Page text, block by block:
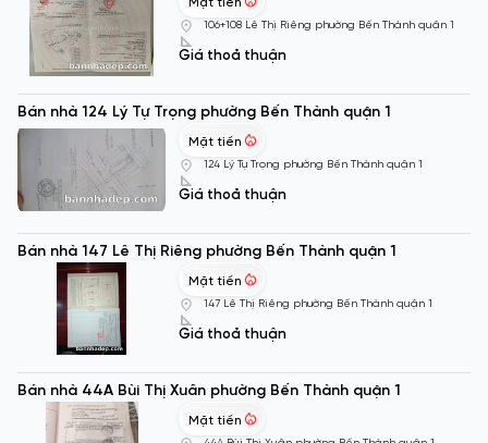
Mặt tiền
106+108 Lê Thị Riêng phường Bến Thành quận 1
Giá thoả thuận
Bán nhà 124 Lý Tự Trọng phường Bến Thành quận 1
Mặt tiền
124 Lý Tự Trọng phường Bến Thành quận 1
Giá thoả thuận
Bán nhà 147 Lê Thị Riêng phường Bến Thành quận 1
Mặt tiền
147 Lê Thị Riêng phường Bến Thành quận 1
Giá thoả thuận
Bán nhà 44A Bùi Thị Xuân phường Bến Thành quận 1
Mặt tiền